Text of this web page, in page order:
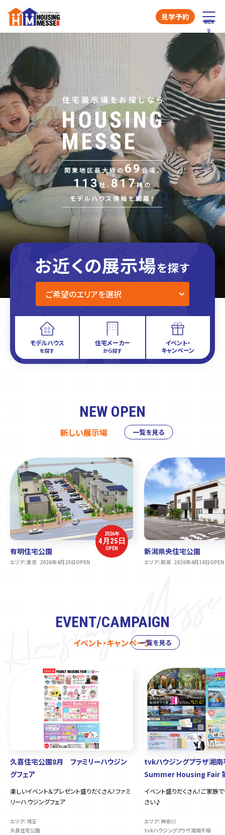
見学予約
関東地区最大級の 69会場、
113社、 817棟の
モデルハウス情報を網羅！
モデルハウス
を探す
住宅メーカー
から探す
イベント・
キャンペーン
NEW OPEN
新しい展示場 一覧を見る
2026年
4月25日
OPEN
有明住宅公園
エリア：東京 2026年4月25日OPEN
新潟県央住宅公園
エリア：新潟 2026年4月18日OPEN
EVENT/CAMPAIGN
イベント・キャンペーン
久喜住宅公園8月 ファミリーハウジン
グフェア
楽しいイベント＆プレゼント盛りだくさん！ファミ
リーハウジングフェア
エリア：埼玉
久喜住宅公園
tvkハウジングプラザ湘
Summer Housing Fair
イベント盛りだくさん！ご家族
さい♪
エリア：神奈川
tvkハウジングプラザ湘南平塚
一覧を見る